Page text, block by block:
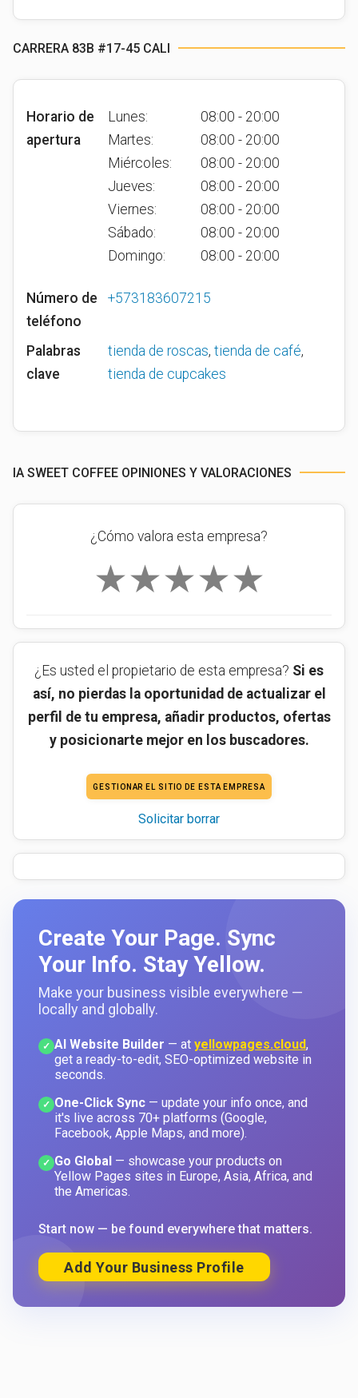
CARRERA 83B #17-45 CALI
Horario de
apertura
Lunes:
08:00 - 20:00
Martes:
08:00 - 20:00
Miércoles:
08:00 - 20:00
Jueves:
08:00 - 20:00
Viernes:
08:00 - 20:00
Sábado:
08:00 - 20:00
Domingo:
08:00 - 20:00
Número de
teléfono
+573183607215
Palabras
clave
tienda de roscas, tienda de café,
tienda de cupcakes
IA SWEET COFFEE OPINIONES Y VALORACIONES
¿Cómo valora esta empresa?
★
★
★
★
★
¿Es usted el propietario de esta empresa? Si es
así, no pierdas la oportunidad de actualizar el
perfil de tu empresa, añadir productos, ofertas
y posicionarte mejor en los buscadores.
GESTIONAR EL SITIO DE ESTA EMPRESA
Solicitar borrar
Create Your Page. Sync
Your Info. Stay Yellow.
Make your business visible everywhere —
locally and globally.
✓ AI Website Builder — at yellowpages.cloud,
get a ready-to-edit, SEO-optimized website in
seconds.
✓ One-Click Sync — update your info once, and
it's live across 70+ platforms (Google,
Facebook, Apple Maps, and more).
✓ Go Global — showcase your products on
Yellow Pages sites in Europe, Asia, Africa, and
the Americas.
Start now — be found everywhere that matters.
Add Your Business Profile